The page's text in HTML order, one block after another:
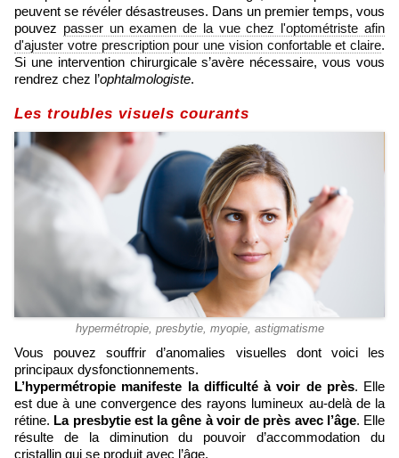
peuvent se révéler désastreuses. Dans un premier temps, vous
pouvez passer un examen de la vue chez l'optométriste afin
d'ajuster votre prescription pour une vision confortable et claire.
Si une intervention chirurgicale s’avère nécessaire, vous vous
rendrez chez l’ophtalmologiste.
Les troubles visuels courants
hypermétropie, presbytie, myopie, astigmatisme
Vous pouvez souffrir d’anomalies visuelles dont voici les
principaux dysfonctionnements.
L’hypermétropie manifeste la difficulté à voir de près. Elle
est due à une convergence des rayons lumineux au-delà de la
rétine. La presbytie est la gêne à voir de près avec l’âge. Elle
résulte de la diminution du pouvoir d’accommodation du
cristallin qui se produit avec l’âge.